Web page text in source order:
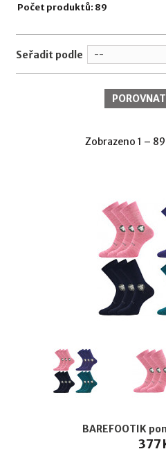
Počet produktů: 89
Seřadit podle --
Zobrazeno 1 –
BAREFOOTIK
377